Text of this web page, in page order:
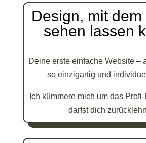
Design, mit dem
sehen lassen
Deine erste einfache Website –
so einzigartig und
Ich kümmere mich um das
darfst dich